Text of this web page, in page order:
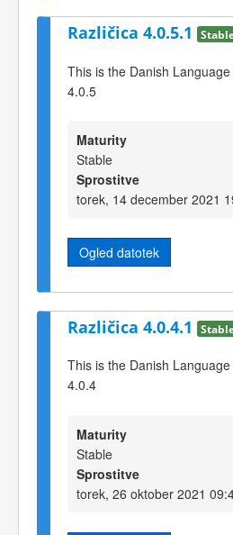
Različica 4.0.5.1
This is the Danish
4.0.5
Maturity
Stable
Sprostitve
torek, 14 december 2021
Ogled datotek
Različica 4.0.4.1
This is the Danish
4.0.4
Maturity
Stable
Sprostitve
torek, 26 oktober 2021